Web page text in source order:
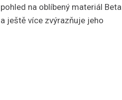
na oblíbený materiál Beta
ještě více zvýrazňuje jeho